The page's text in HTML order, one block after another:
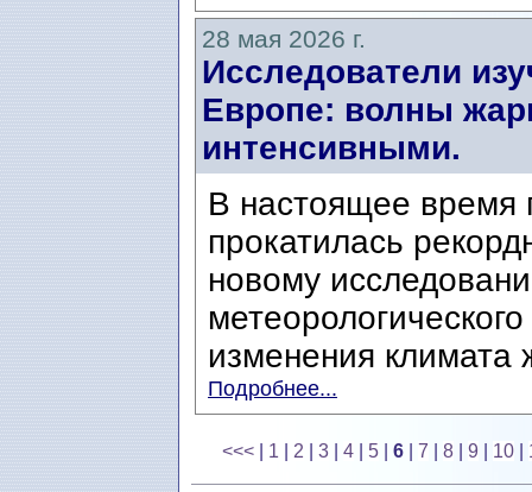
28 мая 2026 г.
Исследователи
Европе: волны
интенсивными.
В настоящее время
прокатилась
новому
изменения климата
Подробнее...
<<< 1 2 3 4 5 6 7 8 9 10